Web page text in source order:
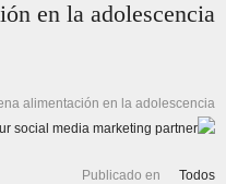
en la adolescencia
alimentación en la adolescencia.
Publicado en Todos